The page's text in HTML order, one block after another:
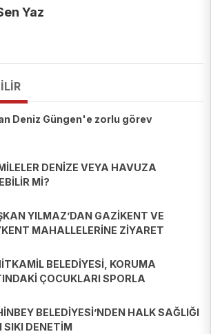
Yaz
Deniz Güngen'e zorlu görev
DENİZE VEYA HAVUZA
Mİ?
YILMAZ’DAN GAZİKENT VE
MAHALLELERİNE ZİYARET
BELEDİYESİ, KORUMA
ÇOCUKLARI SPORLA
BELEDİYESİ’NDEN HALK SAĞLIĞI
SIKI DENETİM